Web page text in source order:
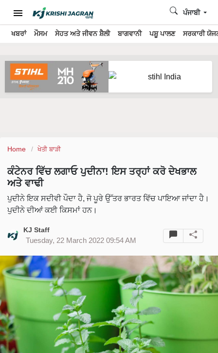
ਖਬਰਾਂ ਮੌਸਮ ਸੇਹਤ ਅਤੇ ਜੀਵਨ ਸ਼ੈਲੀ ਬਾਗਵਾਨੀ ਪਸ਼ੂ ਪਾਲਣ ਸਰਕਾਰੀ
ਪੰਜਾਬੀ
Home ਖੇਤੀ ਬਾੜੀ
ਕੰਟੇਨਰ ਵਿੱਚ ਲਗਾਓ ਪੁਦੀਨਾ! ਇਸ ਤਰ੍ਹਾਂ ਕਰੋ ਦੇਖਭਾਲ
ਅਤੇ ਵਾਢੀ
ਪੁਦੀਨੇ ਇਕ ਸਦੀਵੀ ਪੌਦਾ ਹੈ, ਜੋ ਪੂਰੇ ਉੱਤਰ ਭਾਰਤ ਵਿੱਚ ਪਾਇਆ ਜਾਂਦਾ ਹੈ।
ਪੁਦੀਨੇ ਦੀਆਂ ਕਈ ਕਿਸਮਾਂ ਹਨ।
KJ Staff
Tuesday, 22 March 2022 09:54 AM